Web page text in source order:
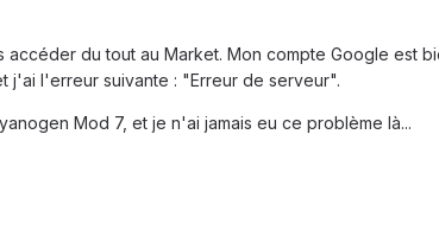
du tout au Market. Mon compte Google est
j'ai l'erreur suivante : "Erreur de serveur".
Mod 7, et je n'ai jamais eu ce problème là...